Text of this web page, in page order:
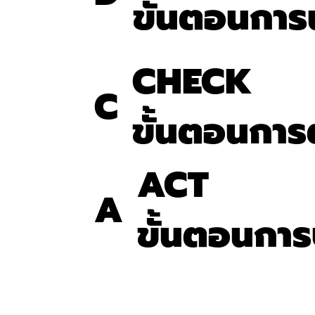
ขั้นตอนกา
C CHECK
ขั้นตอนกา
A ACT
ขั้นตอนกา